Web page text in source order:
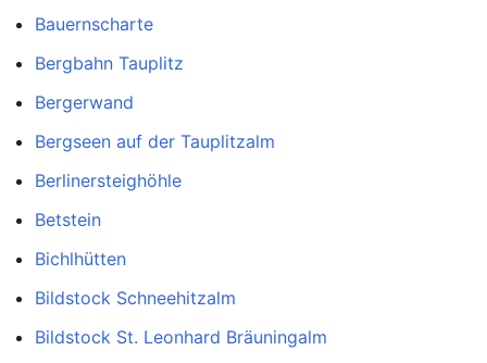
Bauernscharte
Bergbahn Tauplitz
Bergerwand
Bergseen auf der Tauplitzalm
Berlinersteighöhle
Betstein
Bichlhütten
Bildstock Schneehitzalm
Bildstock St. Leonhard Bräuningalm